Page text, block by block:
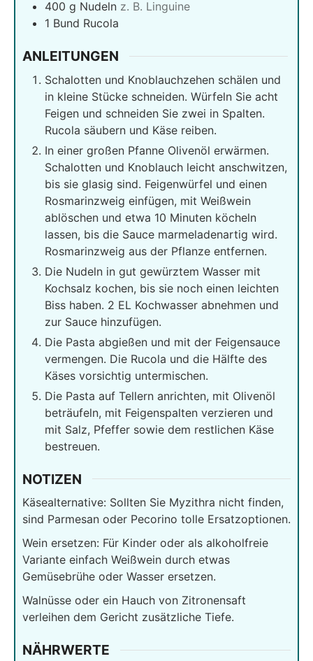
400 g Nudeln z. B. Linguine
1 Bund Rucola
ANLEITUNGEN
Schalotten und Knoblauchzehen schälen und
in kleine Stücke schneiden. Würfeln Sie acht
Feigen und schneiden Sie zwei in Spalten.
Rucola säubern und Käse reiben.
In einer großen Pfanne Olivenöl erwärmen.
Schalotten und Knoblauch leicht anschwitzen,
bis sie glasig sind. Feigenwürfel und einen
Rosmarinzweig einfügen, mit Weißwein
ablöschen und etwa 10 Minuten köcheln
lassen, bis die Sauce marmeladenartig wird.
Rosmarinzweig aus der Pflanze entfernen.
Die Nudeln in gut gewürztem Wasser mit
Kochsalz kochen, bis sie noch einen leichten
Biss haben. 2 EL Kochwasser abnehmen und
zur Sauce hinzufügen.
Die Pasta abgießen und mit der Feigensauce
vermengen. Die Rucola und die Hälfte des
Käses vorsichtig untermischen.
Die Pasta auf Tellern anrichten, mit Olivenöl
beträufeln, mit Feigenspalten verzieren und
mit Salz, Pfeffer sowie dem restlichen Käse
bestreuen.
NOTIZEN
Käsealternative: Sollten Sie Myzithra nicht finden,
sind Parmesan oder Pecorino tolle Ersatzoptionen.
Wein ersetzen: Für Kinder oder als alkoholfreie
Variante einfach Weißwein durch etwas
Gemüsebrühe oder Wasser ersetzen.
Walnüsse oder ein Hauch von Zitronensaft
verleihen dem Gericht zusätzliche Tiefe.
NÄHRWERTE